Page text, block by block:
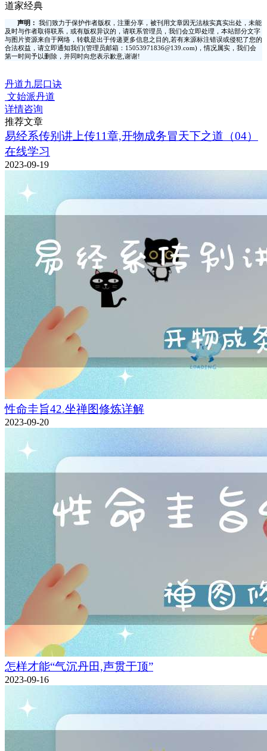
道家经典
声明：
我们致力于保护作者版权，注重分享，被刊用文章因无法核实真实出处，未能
及时与作者取得联系，或有版权异议的，请联系管理员，我们会立即处理，本站部分文字
与图片资源来自于网络，转载是出于传递更多信息之目的,若有来源标注错误或侵犯了您的
合法权益，请立即通知我们(管理员邮箱：15053971836@139.com)，情况属实，我们会
第一时间予以删除，并同时向您表示歉意,谢谢!
丹道九层口诀
文始派丹道
详情咨询
推荐文章
易经系传别讲上传11章,开物成务冒天下之道（04）
在线学习
2023-09-19
性命圭旨42.坐禅图修炼详解
2023-09-20
怎样才能“气沉丹田,声贯于顶”
2023-09-16